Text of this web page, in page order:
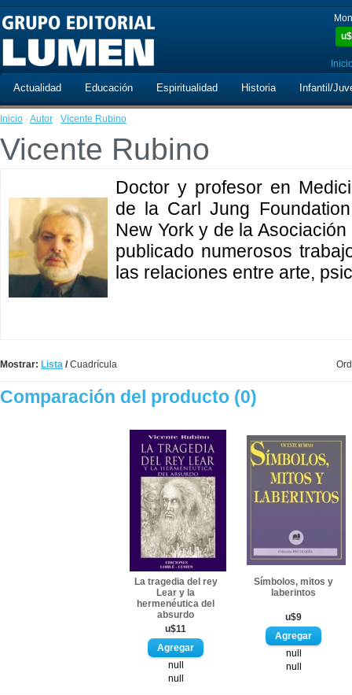
u$
Actualidad Educación Espiritualidad Historia Infantil/
Inicio · Autor · Vicente Rubino
Vicente Rubino
Doctor y profesor en
de la Carl Jung
New York y de la
publicado numerosos
las relaciones entre arte,
Mostrar: Lista /Cuadrícula
Comparación del producto (0)
La tragedia del rey
Lear y la
hermenéutica del
absurdo
u$11
null
null
Símbolos, mitos y
laberintos
u$9
null
null